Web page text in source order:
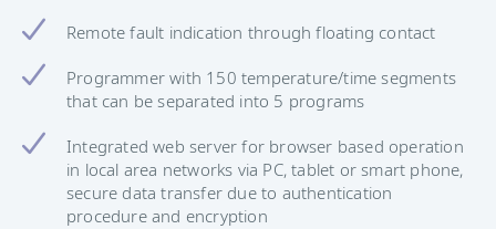
Remote fault indication through floating contact
Programmer with 150 temperature/time segments
that can be separated into 5 programs
Integrated web server for browser based operation
in local area networks via PC, tablet or smart phone,
secure data transfer due to authentication
procedure and encryption